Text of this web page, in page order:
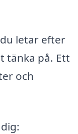
letar efter
tänka på. Ett
och